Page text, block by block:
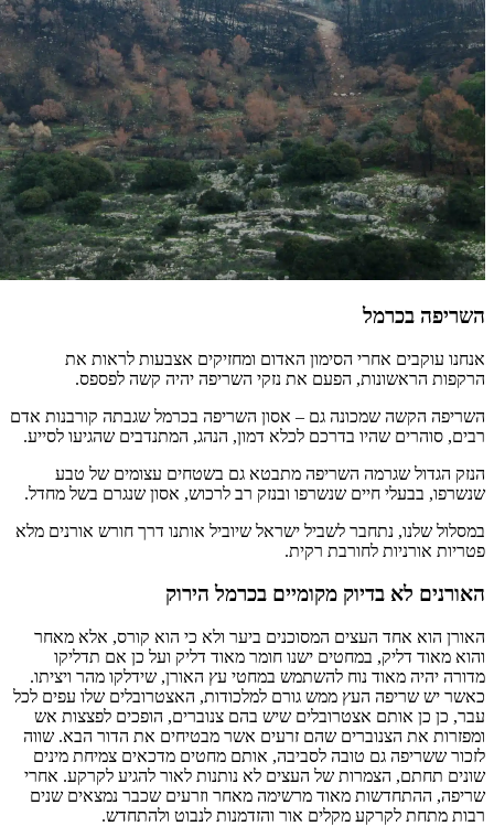
השריפה בכרמל
אנחנו עוקבים אחרי הסימון האדום ומחזיקים אצבעות לראות את
הרקפות הראשונות, הפעם את נזקי השריפה יהיה קשה לפספס.
השריפה הקשה שמכונה גם – אסון השריפה בכרמל שגבתה קורבנות אדם
רבים, סוהרים שהיו בדרכם לכלא דמון, הנהג, המתנדבים שהגיעו לסייע.
הנזק הגדול שגרמה השריפה מתבטא גם בשטחים עצומים של טבע
שנשרפו, בבעלי חיים שנשרפו ובנזק רב לרכוש, אסון שנגרם בשל מחדל.
במסלול שלנו, נתחבר לשביל ישראל שיוביל אותנו דרך חורש אורנים מלא
פטריות אורניות לחורבת רקית.
האורנים לא בדיוק מקומיים בכרמל הירוק
האורן הוא אחד העצים המסוכנים ביער ולא כי הוא קורס, אלא מאחר
והוא מאוד דליק, במחטים ישנו חומר מאוד דליק ועל כן אם תדליקו
מדורה יהיה מאוד נוח להשתמש במחטי עץ האורן, שידלקו מהר ויציתו.
כאשר יש שריפה העץ ממש גורם למלכודות, האצטרובלים שלו עפים לכל
עבר, כן כן אותם אצטרובלים שיש בהם צנוברים, הופכים לפצצות אש
ומפזרות את הצנוברים שהם זרעים אשר מבטיחים את הדור הבא. שווה
לזכור ששריפה גם טובה לסביבה, אותם מחטים מדכאים צמיחת מינים
שונים תחתם, הצמרות של העצים לא נותנות לאור להגיע לקרקע. אחרי
שריפה, ההתחדשות מאוד מרשימה מאחר וזרעים שכבר נמצאים שנים
רבות מתחת לקרקע מקלים אור והזדמנות לנבוט ולהתחדש.